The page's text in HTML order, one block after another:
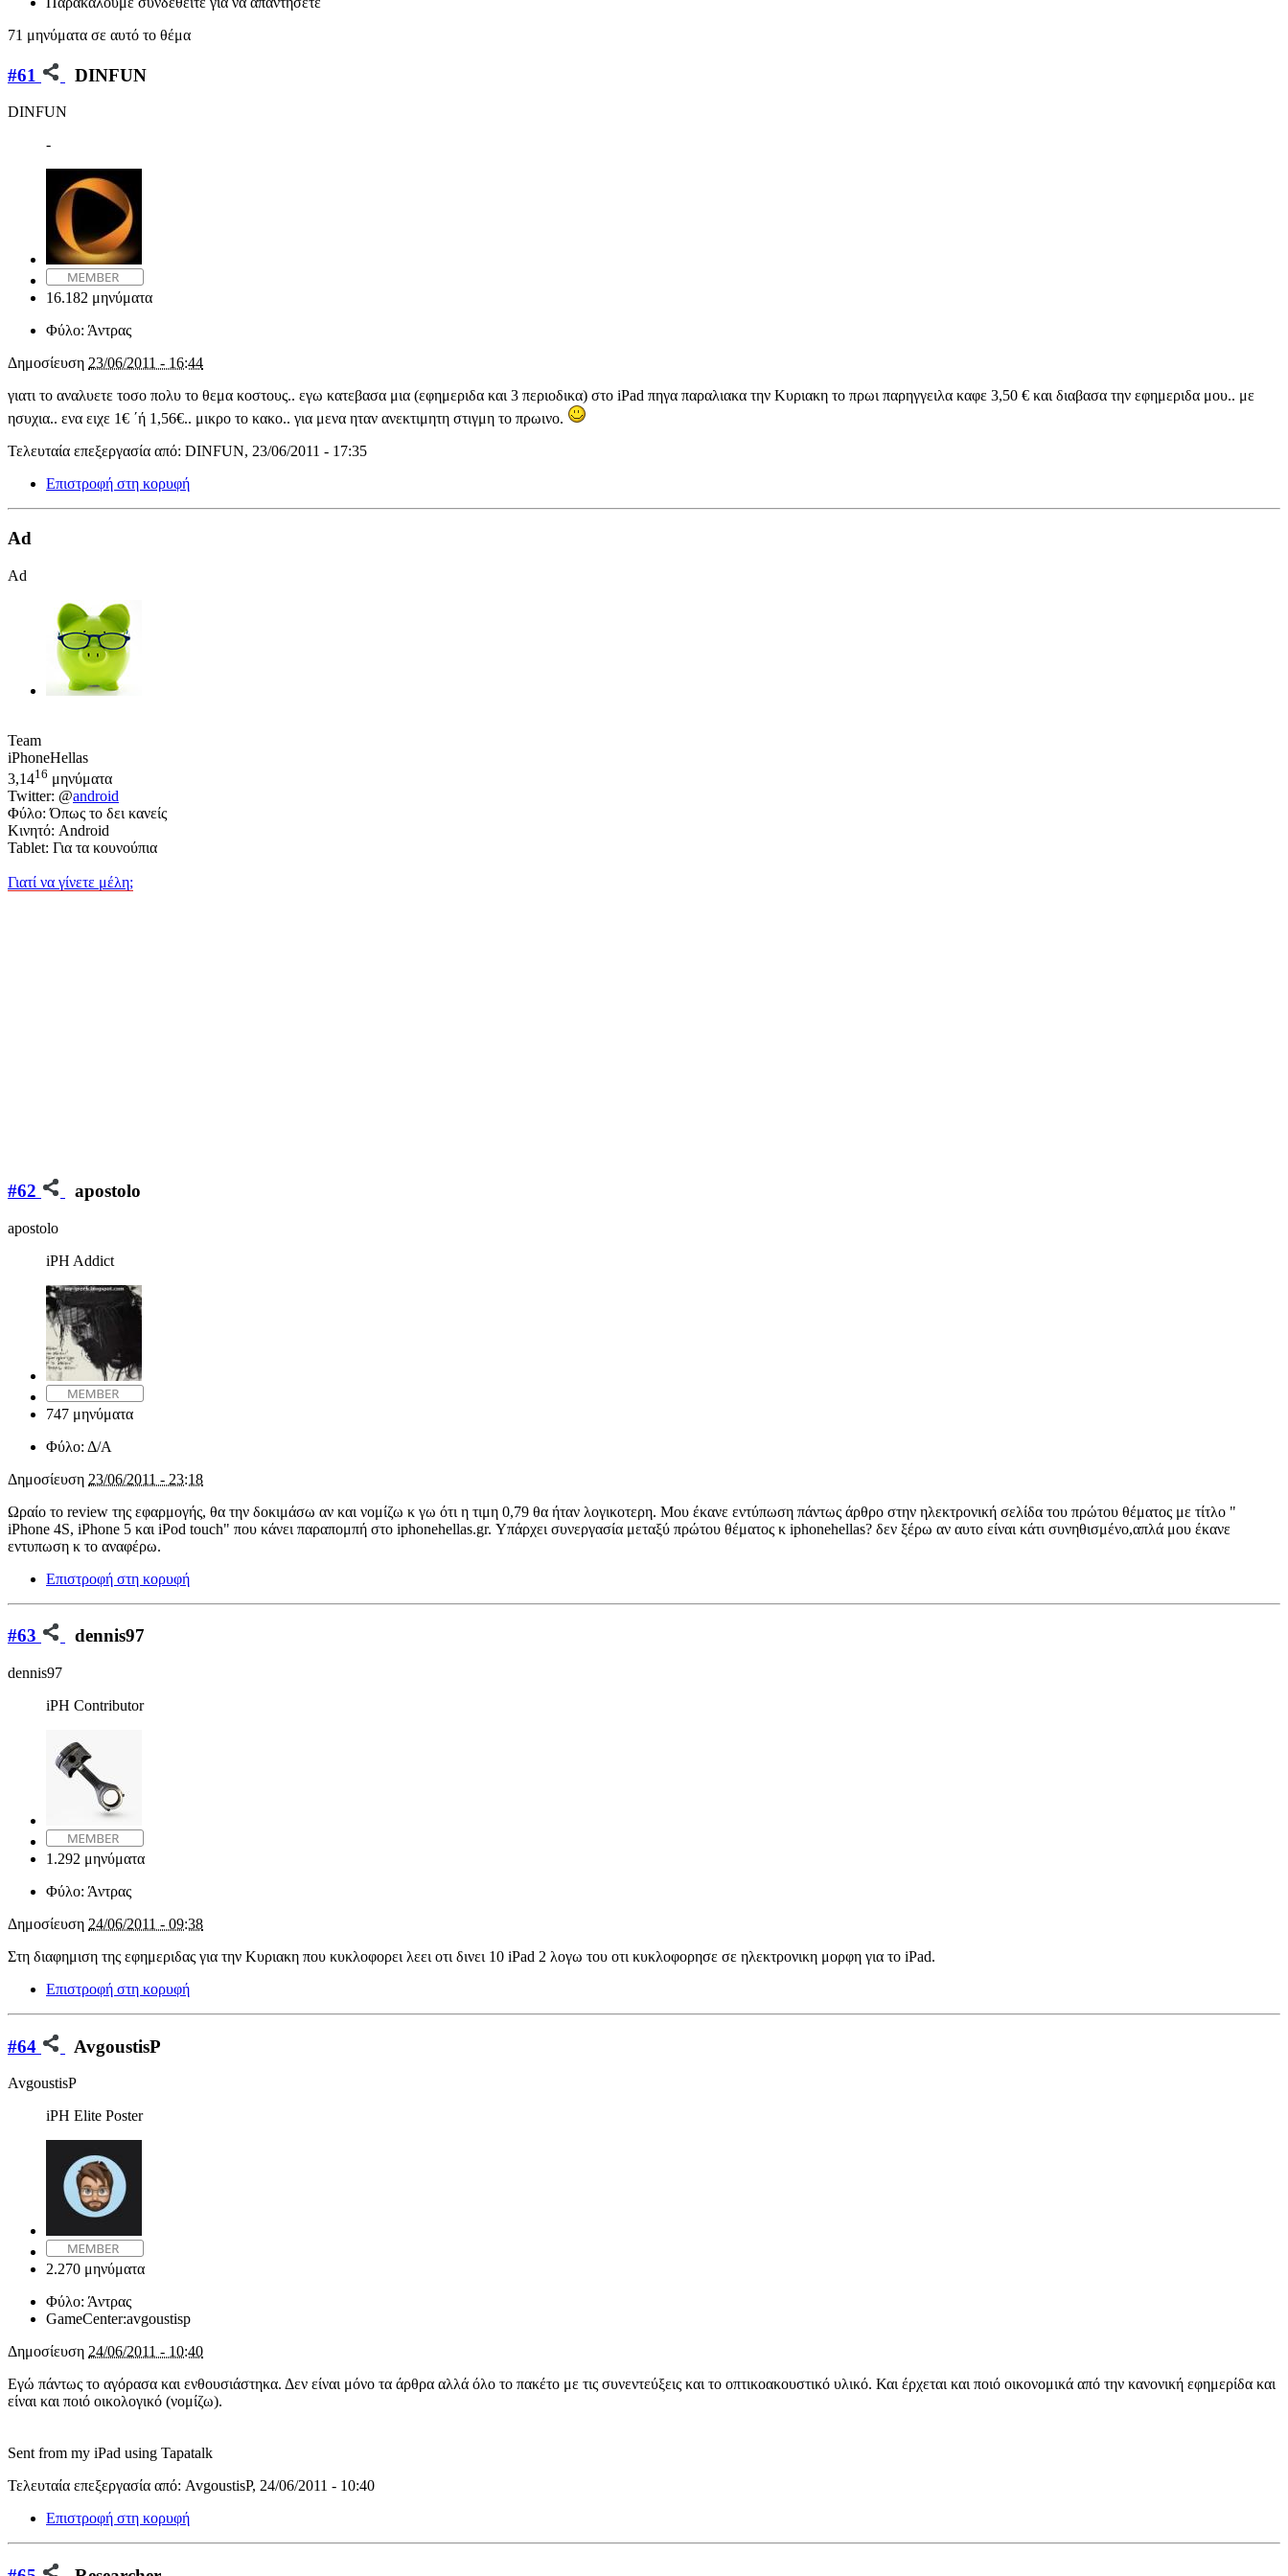
71 μηνύματα σε αυτό το θέμα
#61 DINFUN
DINFUN
-
16.182 μηνύματα
Φύλο: Άντρας
Δημοσίευση 23/06/2011 - 16:44
γιατι το αναλυετε τοσο πολυ το θεμα κοστους.. εγω κατεβασα μια (εφημεριδα και 3 περιοδικα) στο iPad πηγα παραλιακα την Κυριακη το πρωι παρηγγειλα καφε 3,50 € και διαβασα την εφημεριδα μου.. με
ησυχια.. ενα ειχε 1€ ΄ή 1,56€.. μικρο το κακο.. για μενα ηταν ανεκτιμητη στιγμη το πρωινο.
Τελευταία επεξεργασία από: DINFUN, 23/06/2011 - 17:35
Επιστροφή στη κορυφή
Ad
Ad
Team
iPhoneHellas
3,1416 μηνύματα
Twitter: @android
Φύλο: Όπως το δει κανείς
Κινητό: Android
Tablet: Για τα κουνούπια
Γιατί να γίνετε μέλη;
#62 apostolo
apostolo
iPH Addict
747 μηνύματα
Φύλο: Δ/Α
Δημοσίευση 23/06/2011 - 23:18
Ωραίο το review της εφαρμογής, θα την δοκιμάσω αν και νομίζω κ γω ότι η τιμη 0,79 θα ήταν λογικοτερη. Μου έκανε εντύπωση πάντως άρθρο στην ηλεκτρονική σελίδα του πρώτου θέματος με τίτλο "
iPhone 4S, iPhone 5 και iPod touch" που κάνει παραπομπή στο iphonehellas.gr. Υπάρχει συνεργασία μεταξύ πρώτου θέματος κ iphonehellas? δεν ξέρω αν αυτο είναι κάτι συνηθισμένο,απλά μου έκανε
εντυπωση κ το αναφέρω.
Επιστροφή στη κορυφή
#63 dennis97
dennis97
iPH Contributor
1.292 μηνύματα
Φύλο: Άντρας
Δημοσίευση 24/06/2011 - 09:38
Στη διαφημιση της εφημεριδας για την Κυριακη που κυκλοφορει λεει οτι δινει 10 iPad 2 λογω του οτι κυκλοφορησε σε ηλεκτρονικη μορφη για το iPad.
Επιστροφή στη κορυφή
#64 AvgoustisP
AvgoustisP
iPH Elite Poster
2.270 μηνύματα
Φύλο: Άντρας
GameCenter:avgoustisp
Δημοσίευση 24/06/2011 - 10:40
Εγώ πάντως το αγόρασα και ενθουσιάστηκα. Δεν είναι μόνο τα άρθρα αλλά όλο το πακέτο με τις συνεντεύξεις και το οπτικοακουστικό υλικό. Και έρχεται και ποιό οικονομικά από την κανονική εφημερίδα και
είναι και ποιό οικολογικό (νομίζω).
Sent from my iPad using Tapatalk
Τελευταία επεξεργασία από: AvgoustisP, 24/06/2011 - 10:40
Επιστροφή στη κορυφή